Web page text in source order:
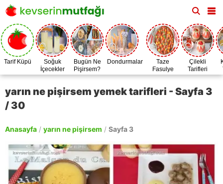
Tarif Küpü
Soğuk
İçecekler
Bugün Ne
Pişirsem?
Dondurmalar
Taze
Fasulye
Zamanı
Çilekli
Tarifleri
yarın ne pişirsem yemek tarifleri - Sayfa 3
/ 30
Anasayfa / yarın ne pişirsem / Sayfa 3